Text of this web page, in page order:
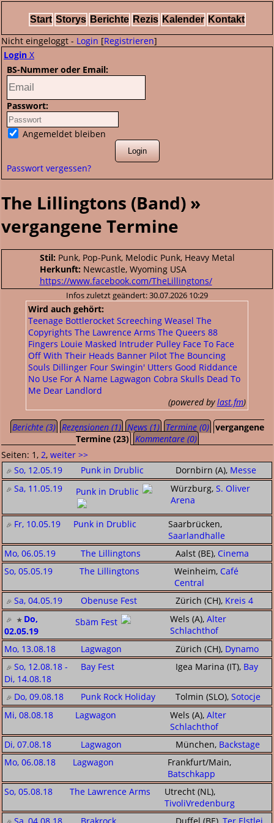
Start Storys Berichte Rezis Kalender Kontakt
Nicht eingeloggt - Login [Registrieren]
Login X
BS-Nummer oder Email:
Passwort:
Angemeldet bleiben
Passwort vergessen?
The Lillingtons (Band) »
vergangene Termine
Stil: Punk, Pop-Punk, Melodic Punk, Heavy Metal
Herkunft: Newcastle, Wyoming USA
https://www.facebook.com/TheLillingtons/
Infos zuletzt geändert: 30.07.2026 10:29
Wird auch gehört:
Teenage Bottlerocket Screeching Weasel The
Copyrights The Lawrence Arms The Queers 88
Fingers Louie Masked Intruder Pulley Face To Face
Off With Their Heads Banner Pilot The Bouncing
Souls Dillinger Four Swingin' Utters Good Riddance
No Use For A Name Lagwagon Cobra Skulls Dead To
Me Dear Landlord
(powered bylast.fm)
Berichte (3) Rezensionen (1) News (1) Termine (0) vergangene
Termine (23)
Kommentare (0)
Seiten: 1, 2, weiter >>
So, 12.05.19
Punk in Drublic Dornbirn (A), Messe
Sa, 11.05.19
Punk in Drublic Würzburg, S. Oliver
Arena
Fr, 10.05.19 Punk in Drublic
Saarbrücken,
Saarlandhalle
Mo, 06.05.19
The Lillingtons Aalst (BE), Cinema
So, 05.05.19
The Lillingtons Weinheim, Café
Central
Sa, 04.05.19
Obenuse Fest Zürich (CH), Kreis 4
Do,
02.05.19
Sbäm Fest Wels (A),Alter
Schlachthof
Mo, 13.08.18
Lagwagon Zürich (CH), Dynamo
So, 12.08.18 -
Di, 14.08.18
Bay Fest Igea Marina (IT), Bay
Do, 09.08.18 Punk Rock Holiday Tolmin (SLO), Sotocje
Mi, 08.08.18
Lagwagon Wels (A),Alter
Schlachthof
Di, 07.08.18
Lagwagon München, Backstage
Mo, 06.08.18
Lagwagon
Frankfurt/Main,
Batschkapp
So, 05.08.18
The Lawrence Arms
Utrecht (NL),
TivoliVredenburg
Sa, 04.08.18
Brakrock Duffel (BE), Ter Elstlei